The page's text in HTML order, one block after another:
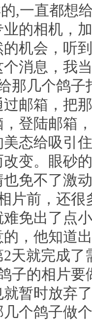
,一直都想
业的相机，
机会，听
消息，我
那几个鸽
过邮箱，把
登陆邮箱
态给吸引
变。眼砂
免不了激
片前，还
免出了点
，他知道
天就完成了
子的相片
暂时放弃
个鸽子做